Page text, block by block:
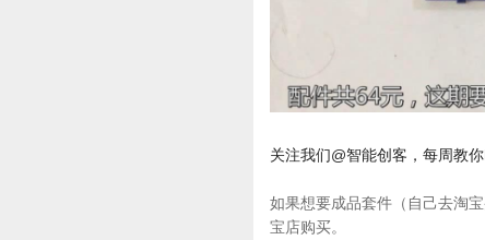
关注我们@智能创客，每周教你
如果想要成品套件 （自己去淘
宝店购买。